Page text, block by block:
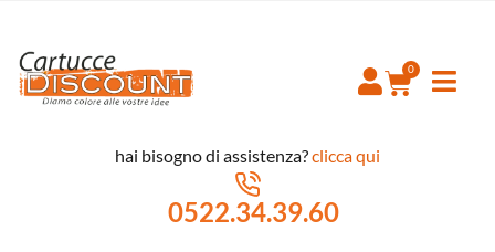
hai bisogno di assistenza?clicca qui
0522.34.39.60